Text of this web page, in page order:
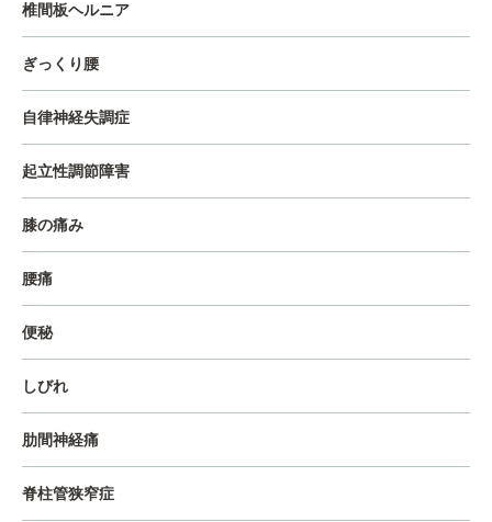
椎間板ヘルニア
ぎっくり腰
自律神経失調症
起立性調節障害
膝の痛み
腰痛
便秘
しびれ
肋間神経痛
脊柱管狭窄症